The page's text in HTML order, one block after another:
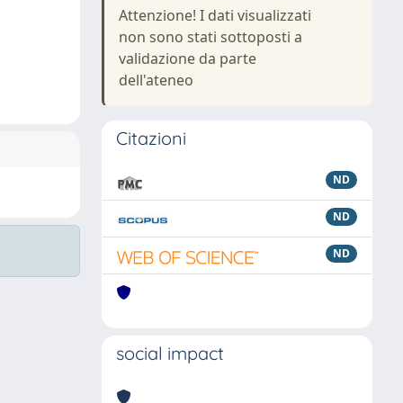
Attenzione! I dati visualizzati
non sono stati sottoposti a
validazione da parte
dell'ateneo
Citazioni
ND
ND
ND
social impact